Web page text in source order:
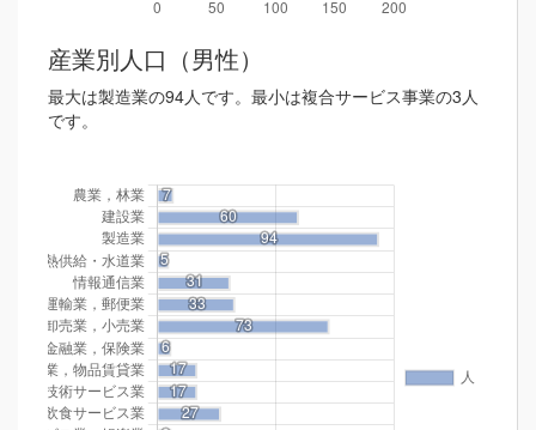
産業別人口（男性）
最大は製造業の94人です。最小は複合サービス事業の3人
です。